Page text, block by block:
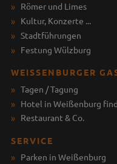
Römer und Limes
Kultur, Konzerte ...
Stadtführungen
Festung Wülzburg
WEISSENBURGER
Tagen / Tagung
Hotel in Weißenburg
Restaurant & Co.
SERVICE
Parken in Weißenburg